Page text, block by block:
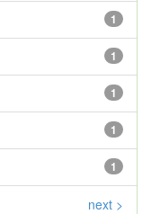
1
1
1
1
1
next >